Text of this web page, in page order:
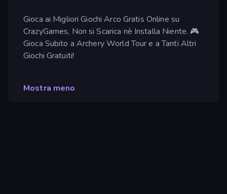
Gioca ai Migliori Giochi Arco Gratis Online su
CrazyGames, Non si Scarica nè Installa Niente. 🎮
Gioca Subito a Archery World Tour e a Tanti Altri
Giochi Gratuiti!
Mostra meno